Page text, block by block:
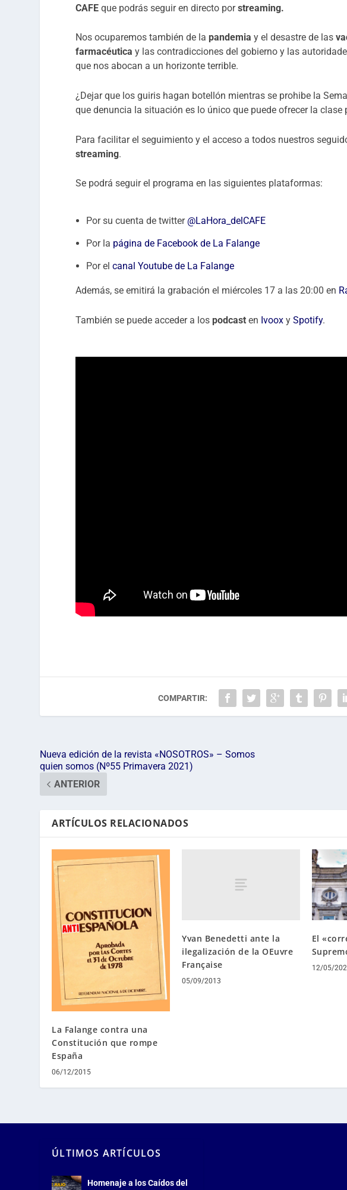
CAFE que podrás seguir en directo porstreaming.
Nos ocuparemos también de lapandemia y el desastre de las
farmacéutica y las contradicciones del gobierno y las
que nos abocan a un horizonte terrible.
¿Dejar que los guiris hagan botellón mientras se prohibe la
que denuncia la situación es lo único que puede ofrecer la clase
Para facilitar el seguimiento y el acceso a todos nuestros
streaming.
Se podrá seguir el programa en las siguientes plataformas:
Por su cuenta de twitter @LaHora_delCAFE
Por la página de Facebook de La Falange
Por elcanal Youtube de La Falange
Además, se emitirá la grabación el miércoles 17 a las 20:00 en
También se puede acceder a los podcast en Ivoox ySpotify.
COMPARTIR:
Nueva edición de la revista «NOSOTROS» – Somos
quien somos (Nº55 Primavera 2021)
ANTERIOR
ARTÍCULOS RELACIONADOS
La Falange contra una
Constitución que rompe
España
06/12/2015
Yvan Benedetti ante la
ilegalización de la OEuvre
Française
05/09/2013
El
12/05/
ÚLTIMOS ARTÍCULOS
Homenaje a los Caídos del